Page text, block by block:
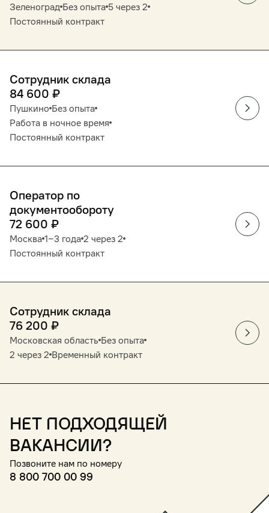
Зеленоград Без опыта 5 через 2
Постоянный контракт
Сотрудник склада
84 600 ₽
Пушкино Без опыта
Работа в ночное время
Постоянный контракт
Оператор по
документообороту
72 600 ₽
Москва 1‒3 года 2 через 2
Постоянный контракт
Сотрудник склада
76 200 ₽
Московская область Без опыта
2 через 2 Временный контракт
Нет подходящей
вакансии?
Позвоните нам по номеру
8 800 700 00 99